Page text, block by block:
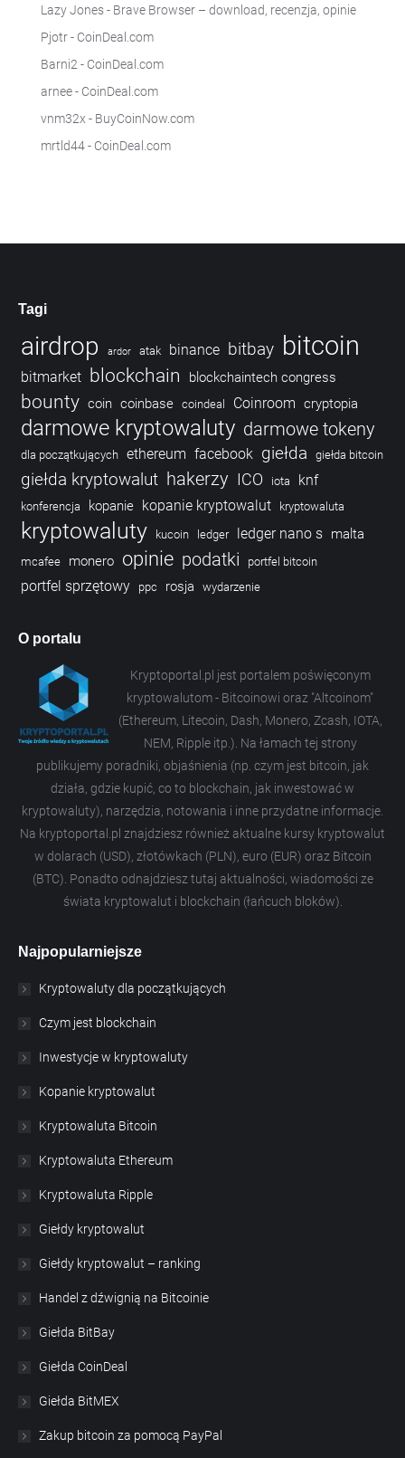
Lazy Jones- Brave Browser – download, recenzja, opinie
Pjotr- CoinDeal.com
Barni2- CoinDeal.com
arnee- CoinDeal.com
vnm32x- BuyCoinNow.com
mrtld44- CoinDeal.com
Tagi
airdrop ardor atak binance bitbay bitcoin
bitmarket blockchain blockchaintech congress
bounty coin coinbase coindeal Coinroom cryptopia
darmowe kryptowaluty darmowe tokeny
dla początkujących ethereum facebook giełda giełda bitcoin
giełda kryptowalut hakerzy ICO iota knf
konferencja kopanie kopanie kryptowalut kryptowaluta
kryptowaluty kucoin ledger ledger nano s malta
mcafee monero opinie podatki portfel bitcoin
portfel sprzętowy ppc rosja wydarzenie
O portalu
Kryptoportal.pl jest portalem poświęconym
kryptowalutom - Bitcoinowi oraz "Altcoinom"
(Ethereum, Litecoin, Dash, Monero, Zcash, IOTA,
NEM, Ripple itp.). Na łamach tej strony
publikujemy poradniki, objaśnienia (np. czym jest bitcoin, jak
działa, gdzie kupić, co to blockchain, jak inwestować w
kryptowaluty), narzędzia, notowania i inne przydatne informacje.
Na kryptoportal.pl znajdziesz również aktualne kursy kryptowalut
w dolarach (USD), złotówkach (PLN), euro (EUR) oraz Bitcoin
(BTC). Ponadto odnajdziesz tutaj aktualności, wiadomości ze
świata kryptowalut i blockchain (łańcuch bloków).
Najpopularniejsze
Kryptowaluty dla początkujących
Czym jest blockchain
Inwestycje w kryptowaluty
Kopanie kryptowalut
Kryptowaluta Bitcoin
Kryptowaluta Ethereum
Kryptowaluta Ripple
Giełdy kryptowalut
Giełdy kryptowalut – ranking
Handel z dźwignią na Bitcoinie
Giełda BitBay
Giełda CoinDeal
Giełda BitMEX
Zakup bitcoin za pomocą PayPal